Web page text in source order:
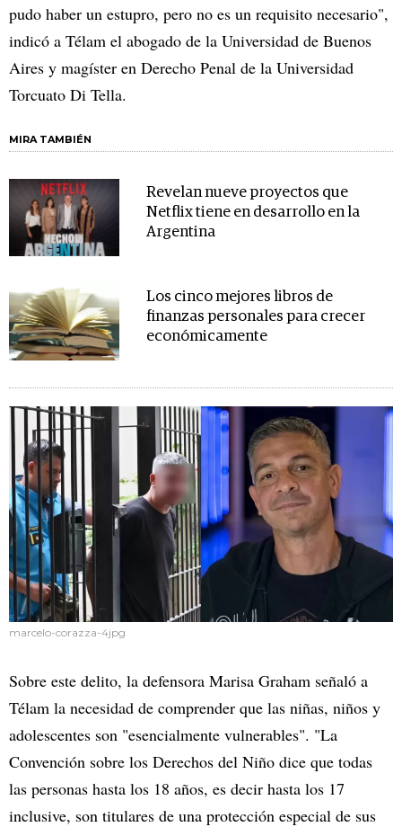
pudo haber un estupro, pero no es un requisito necesario",
indicó a Télam el abogado de la Universidad de Buenos
Aires y magíster en Derecho Penal de la Universidad
Torcuato Di Tella.
MIRA TAMBIÉN
Revelan nueve proyectos que
Netflix tiene en desarrollo en la
Argentina
Los cinco mejores libros de
finanzas personales para crecer
económicamente
marcelo-corazza-4jpg
Sobre este delito, la defensora Marisa Graham señaló a
Télam la necesidad de comprender que las niñas, niños y
adolescentes son "esencialmente vulnerables". "La
Convención sobre los Derechos del Niño dice que todas
las personas hasta los 18 años, es decir hasta los 17
inclusive, son titulares de una protección especial de sus